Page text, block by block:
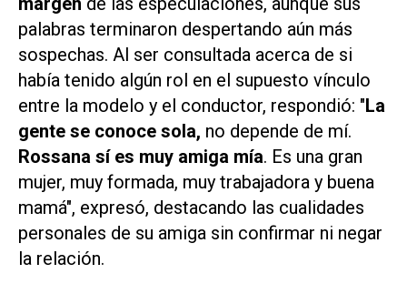
palabras terminaron despertando aún más
sospechas. Al ser consultada acerca de si
había tenido algún rol en el supuesto vínculo
entre la modelo y el conductor, respondió: "La
gente se conoce sola, no depende de mí.
Rossana sí es muy amiga mía. Es una gran
mujer, muy formada, muy trabajadora y buena
mamá", expresó, destacando las cualidades
personales de su amiga sin confirmar ni negar
la relación.